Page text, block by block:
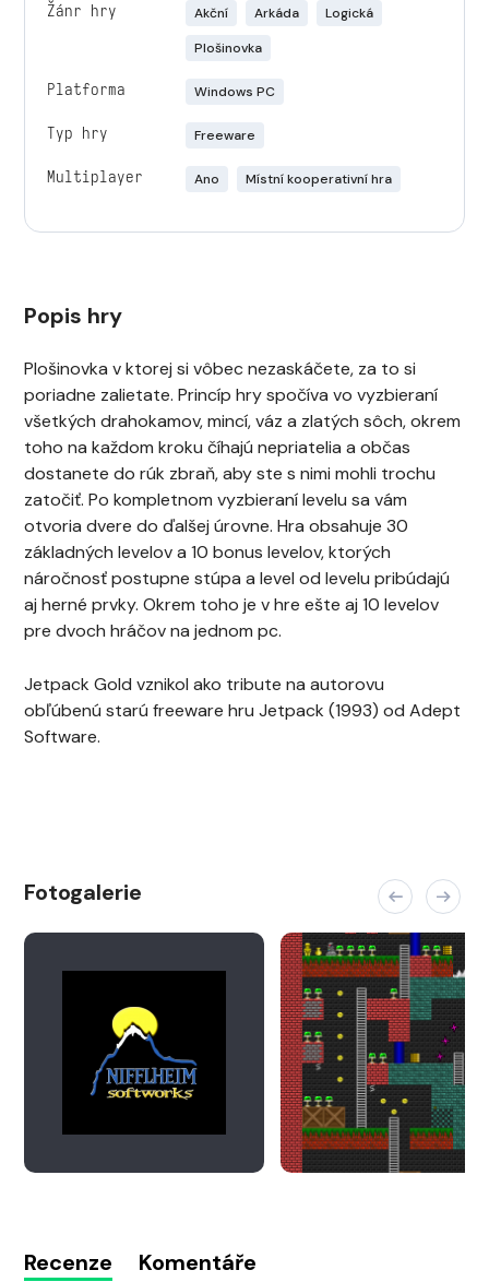
Žánr hry Akční Arkáda
Logická
Plošinovka
Platforma Windows PC
Typ hry Freeware
Multiplayer Ano Místní kooperativní hra
Popis hry
Plošinovka v ktorej si vôbec nezaskáčete, za to si
poriadne zalietate. Princíp hry spočíva vo vyzbieraní
všetkých drahokamov, mincí, váz a zlatých sôch, okrem
toho na každom kroku číhajú nepriatelia a občas
dostanete do rúk zbraň, aby ste s nimi mohli trochu
zatočiť. Po kompletnom vyzbieraní levelu sa vám
otvoria dvere do ďalšej úrovne. Hra obsahuje 30
základných levelov a 10 bonus levelov, ktorých
náročnosť postupne stúpa a level od levelu pribúdajú
aj herné prvky. Okrem toho je v hre ešte aj 10 levelov
pre dvoch hráčov na jednom pc.
Jetpack Gold vznikol ako tribute na autorovu
obľúbenú starú freeware hru Jetpack (1993) od Adept
Software.
Fotogalerie
Recenze Komentáře